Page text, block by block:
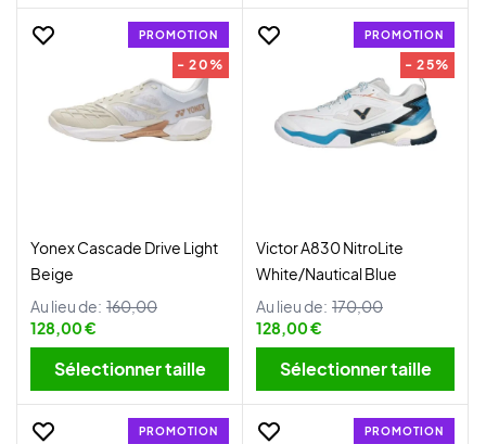
PROMOTION
- 20%
Yonex Cascade Drive Light
Beige
Au lieu de: 160,00
128,00 €
Sélectionner taille
PROMOTION
- 25%
Victor A830 NitroLite
White/Nautical Blue
Au lieu de: 170,00
128,00 €
Sélectionner taille
PROMOTION PROMOTION